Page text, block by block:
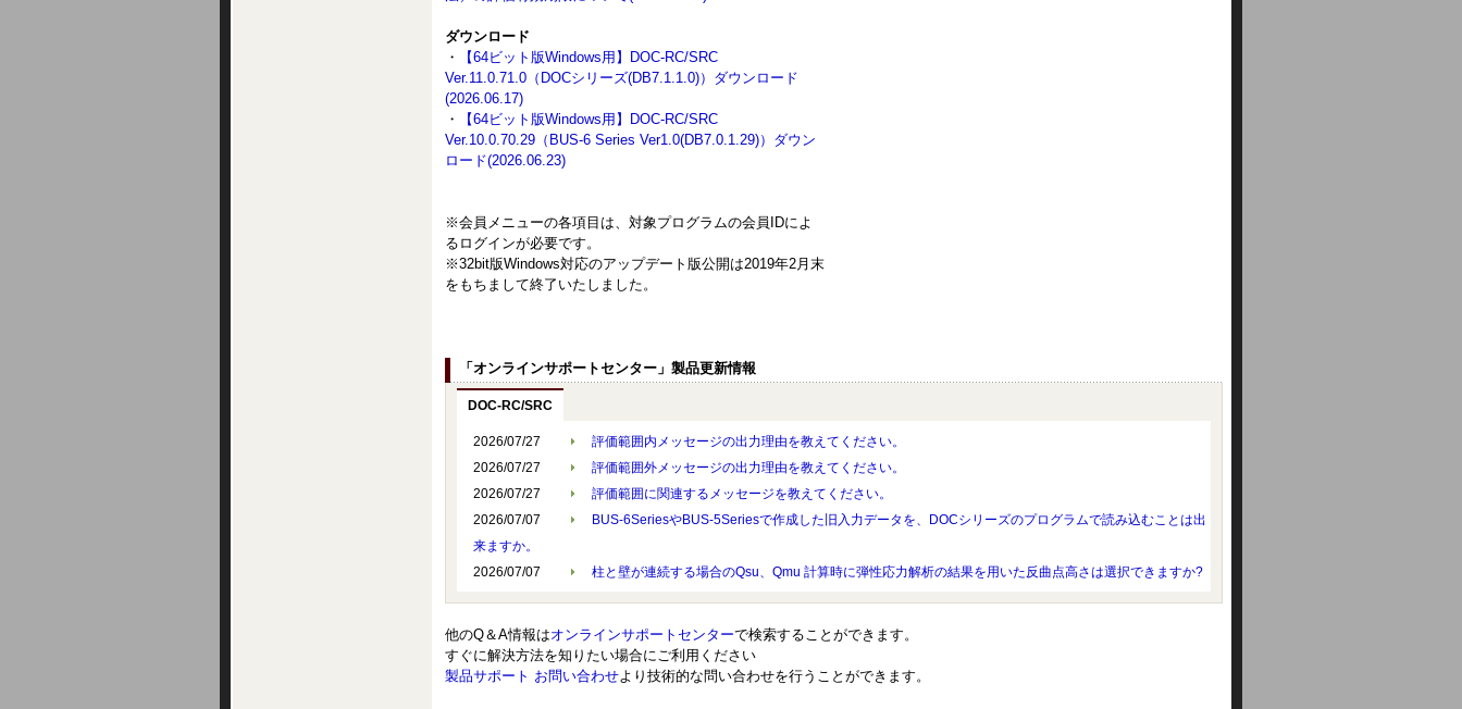
ダウンロード
・
【64ビット版Windows用】DOC-RC/SRC
Ver.11.0.71.0（DOCシリーズ(DB7.1.1.0)）ダウンロード
(2026.06.17)
・
【64ビット版Windows用】DOC-RC/SRC
Ver.10.0.70.29（BUS-6 Series Ver1.0(DB7.0.1.29)）ダウン
ロード(2026.06.23)
※会員メニューの各項目は、対象プログラムの会員IDによ
るログインが必要です。
※32bit版Windows対応のアップデート版公開は2019年2月末
をもちまして終了いたしました。
「オンラインサポートセンター」製品更新情報
DOC-RC/SRC
2026/07/27
評価範囲内メッセージの出力理由を教えてください。
2026/07/27
評価範囲外メッセージの出力理由を教えてください。
2026/07/27
評価範囲に関連するメッセージを教えてください。
2026/07/07
BUS-6SeriesやBUS-5Seriesで作成した旧入力データを、DOCシリーズのプログラムで読み込むことは出
来ますか。
2026/07/07
柱と壁が連続する場合のQsu、Qmu 計算時に弾性応力解析の結果を用いた反曲点高さは選択できますか?
他のQ＆A情報はオンラインサポートセンターで検索することができます。
すぐに解決方法を知りたい場合にご利用ください
製品サポート お問い合わせより技術的な問い合わせを行うことができます。